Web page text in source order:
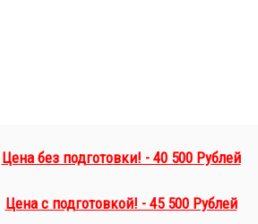
Цена без подготовки! - 40 500 Рублей
Цена с подготовкой! - 45 500 Рублей